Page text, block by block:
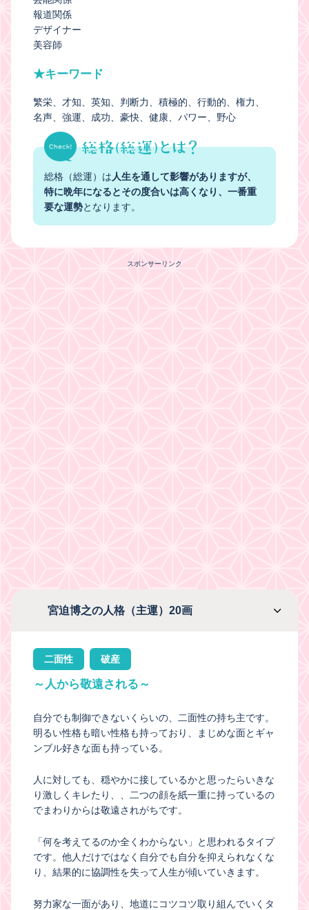
報道関係
デザイナー
美容師
★キーワード
繁栄 才知 英知 判断力 積極的 行動的
権力
名声
強運 成功 豪快 健康 パワー 野心
総格（総運）は人生を通して影響がありますが、
特に晩年になるとその度合いは高くなり、一番重
要な運勢となります。
スポンサーリンク
宮迫博之の人格（主運）20画
二面性 破産
～人から敬遠される～
自分でも制御できないくらいの、二面性の持ち主です。
明るい性格も暗い性格も持っており、まじめな面とギャ
ンブル好きな面も持っている。
人に対しても、穏やかに接しているかと思ったらいきな
り激しくキレたり、、二つの顔を紙一重に持っているの
でまわりからは敬遠されがちです。
「何を考えてるのか全くわからない」と思われるタイプ
です。他人だけではなく自分でも自分を抑えられなくな
り、結果的に協調性を失って人生が傾いていきます。
努力家な一面があり、地道にコツコツ取り組んでいくタ